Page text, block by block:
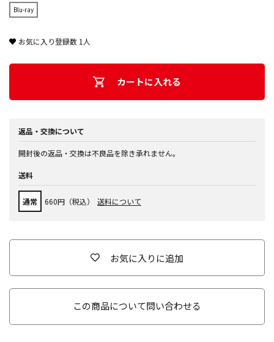
Blu-ray
お気に入り登録数 1 人
カートに入れる
返品・交換について
開封後の返品・交換は不良品を除き承れません。
送料
通常 660円（税込） 送料について
お気に入りに追加
この商品について問い合わせる